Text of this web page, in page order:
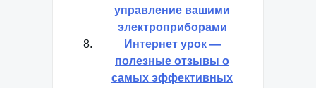
управление вашими
электроприборами
Интернет урок —
полезные отзывы о
самых эффективных